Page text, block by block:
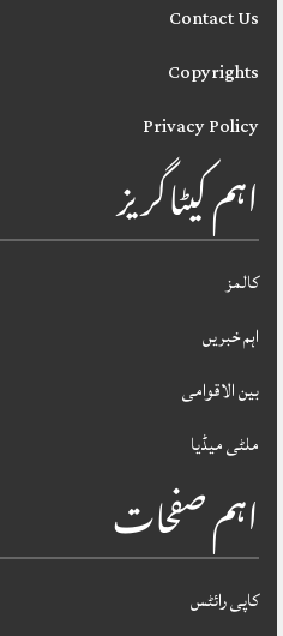
Contact Us
Copyrights
Privacy Policy
اہم کیٹاگریز
کالمز
اہم خبریں
بین الاقوامی
ملٹی میڈیا
اہم صفحات
کاپی رائٹس